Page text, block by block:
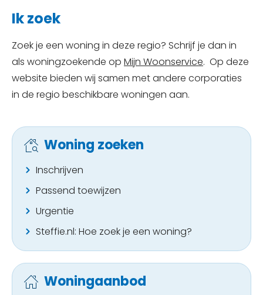
Ik zoek
Zoek je een woning in deze regio? Schrijf je dan in
als woningzoekende op Mijn Woonservice. Op deze
website bieden wij samen met andere corporaties
in de regio beschikbare woningen aan.
Woning zoeken
Inschrijven
Passend toewijzen
Urgentie
Steffie.nl: Hoe zoek je een woning?
Woningaanbod